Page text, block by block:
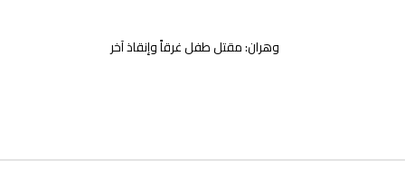
وهران: مقتل طفل غرقاً وإنقاذ آخر